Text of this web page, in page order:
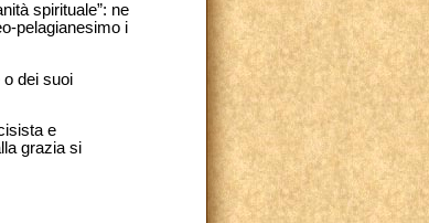
spirituale”: ne
pelagianesimo i
o dei suoi
e
grazia si